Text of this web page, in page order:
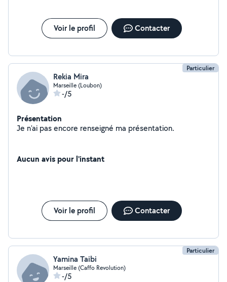
Voir le profil Contacter
Particulier
Rekia Mira
Marseille (Loubon)
-/5
Présentation
Je n'ai pas encore renseigné ma présentation.
Aucun avis pour l'instant
Voir le profil Contacter
Particulier
Yamina Taibi
Marseille (Caffo Revolution)
-/5